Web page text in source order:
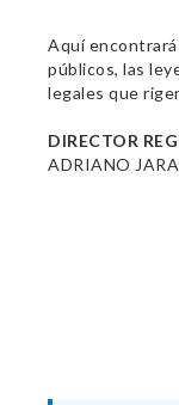
Aquí
públicos, las
legales que
DIRECTOR
ADRIANO JARA